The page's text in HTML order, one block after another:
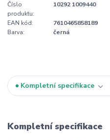
Číslo
produktu:
10292 1009440
EAN kód:
7610465858189
Barva:
černá
Kompletní specifikace
Kompletní specifikace